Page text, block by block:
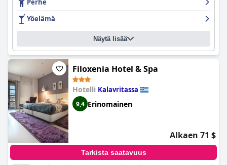
kadulta, joka on täynnä upeita ravintoloita ja baareja. Vaikka
pysäköintitilanne sai vaihtelevia arvosteluja, niille, jotka
tarvitsevat pysäköintipaikan, on silti vaihtoehtoja tarjolla.
Sängyt saivat vaihtelevia arvosteluja, jotkut vieraat pitivät niitä
epämukavina, mutta toiset kehuivat niiden poikkeuksellista
laatua. Kaiken kaikkiaanAirotel Patras Smart Hotelon
erinomainen valinta matkailijoille, jotka etsivät puhdasta,
mukavaa ja hyvin sijaitsevaa majoituspaikkaa Patraksessa.
Perhe
Yöelämä
Näytä lisää
Filoxenia Hotel & Spa
Hotelli Kalavritassa
9,4 Erinomainen
Alkaen 71 $
Tarkista saatavuus